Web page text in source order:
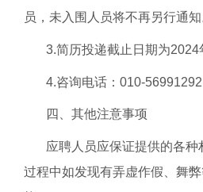
员，未入围人员将不再另行通知
3.简历投递截止日期为2024
4.咨询电话：010-56991292
四、其他注意事项
应聘人员应保证提供的各
过程中如发现有弄虚作假、舞